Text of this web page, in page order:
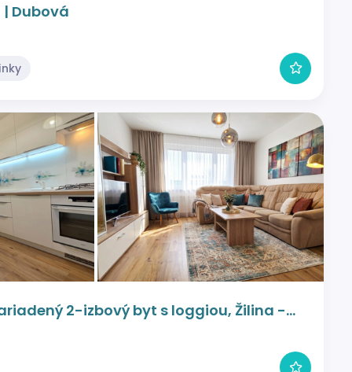
| Dubová
2-izbový byt s loggiou, Žilina -